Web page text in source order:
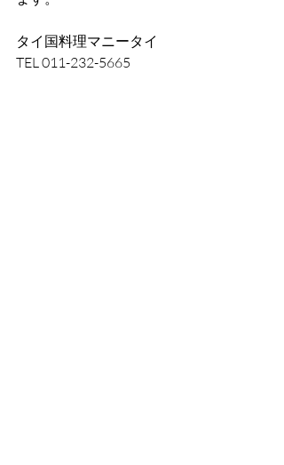
タイ国料理マニータイ
TEL 011-232-5665